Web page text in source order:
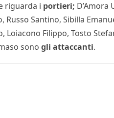
riguarda i portieri;
Russo Santino, Sibilla
Loiacono Filippo, Tosto
sono gli attaccanti.